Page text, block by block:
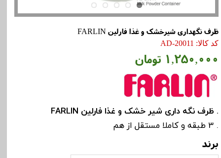
ظرف نگهداری شیرخشک و غذا فارلین FARLIN
کد کالا: AD-20011
۱,۲۵۰,۰۰۰ تومان
. ظرف نگه داری شیر خشک و غذا فارلین FARLIN
. 3 طبقه و کاملا مستقل از هم
برند